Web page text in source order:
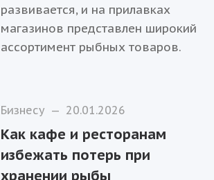
развивается, и на прилавках
магазинов представлен широкий
ассортимент рыбных товаров.
Бизнесу — 20.01.2026
Как кафе и ресторанам
избежать потерь при
хранении рыбы